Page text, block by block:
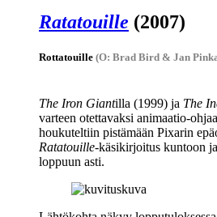
Ratatouille (2007)
Rottatouille (O: Brad Bird & Jan
The Iron Giantilla (1999) ja The
varteen otettavaksi animaatio-
houkuteltiin pistämään Pixarin
Ratatouille-käsikirjoitus kuntoon
loppuun asti.